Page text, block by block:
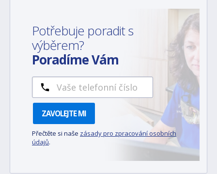
Potřebuje poradit s
výběrem?
Poradíme Vám
ZAVOLEJTE MI
Přečtěte si naše zásady pro zpracování osobních
údajů.